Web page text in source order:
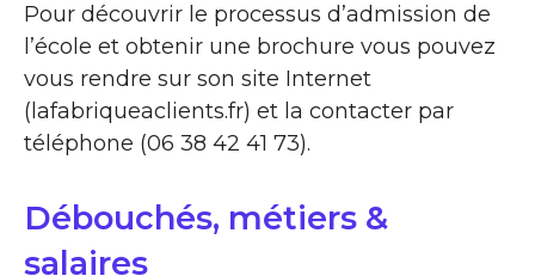
Pour découvrir le processus d’admission de
l’école et obtenir une brochure vous pouvez
vous rendre sur son site Internet
(lafabriqueaclients.fr) et la contacter par
téléphone (06 38 42 41 73).
Débouchés, métiers &
salaires